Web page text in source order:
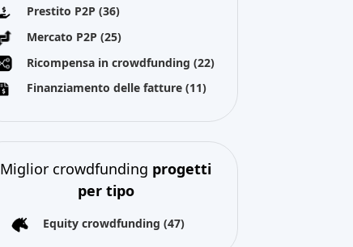
Prestito P2P(36)
Mercato P2P(25)
Ricompensa in crowdfunding(22)
Finanziamento delle fatture(11)
Miglior crowdfunding progetti
per tipo
Equity crowdfunding(47)